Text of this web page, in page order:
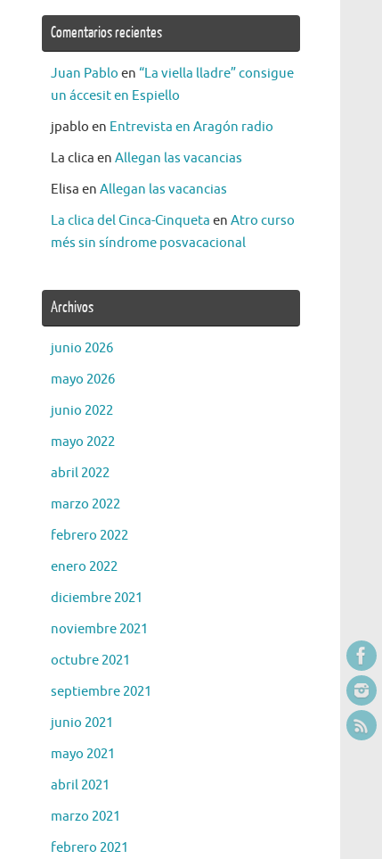
Comentarios recientes
Juan Pablo en “La viella lladre” consigue
un áccesit en Espiello
jpablo en Entrevista en Aragón radio
La clica en Allegan las vacancias
Elisa en Allegan las vacancias
La clica del Cinca-Cinqueta en Atro curso
més sin síndrome posvacacional
Archivos
junio 2026
mayo 2026
junio 2022
mayo 2022
abril 2022
marzo 2022
febrero 2022
enero 2022
diciembre 2021
noviembre 2021
octubre 2021
septiembre 2021
junio 2021
mayo 2021
abril 2021
marzo 2021
febrero 2021